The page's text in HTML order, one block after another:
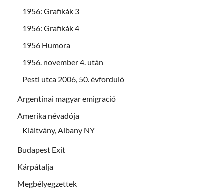
1956: Grafikák 3
1956: Grafikák 4
1956 Humora
1956. november 4. után
Pesti utca 2006, 50. évforduló
Argentinai magyar emigració
Amerika névadója
Kiáltvány, Albany NY
Budapest Exit
Kárpátalja
Megbélyegzettek